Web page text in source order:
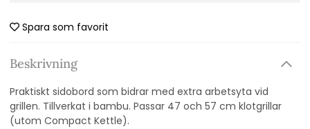
Spara som favorit
Beskrivning
Praktiskt sidobord som bidrar med extra arbetsyta vid
grillen. Tillverkat i bambu. Passar 47 och 57 cm klotgrillar
(utom Compact Kettle).